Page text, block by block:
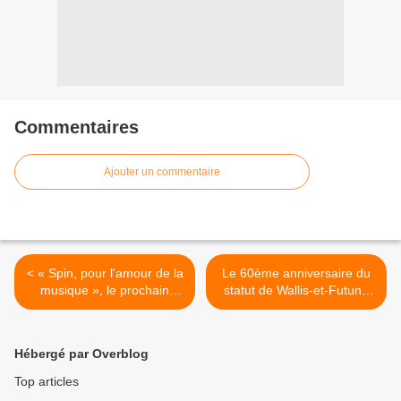
Commentaires
Ajouter un commentaire
< « Spin, pour l'amour de la
musique », le prochain
Disney Channel Original
Le 60ème anniversaire du
statut de Wallis-et-Futuna
sur les antennes de France
Hébergé par Overblog
Top articles